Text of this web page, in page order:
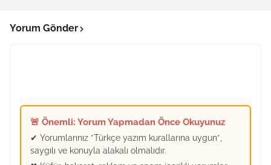
Yorum Gönder
🚨 Önemli: Yorum Yapmadan Önce Okuyunuz
✔ Yorumlarınız *Türkçe yazım kurallarına uygun*,
saygılı ve konuyla alakalı olmalıdır.